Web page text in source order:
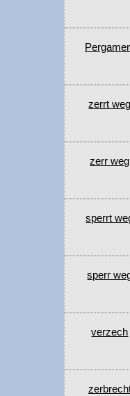
zerrt weg
zerr weg
sperrt
sperr
verzech